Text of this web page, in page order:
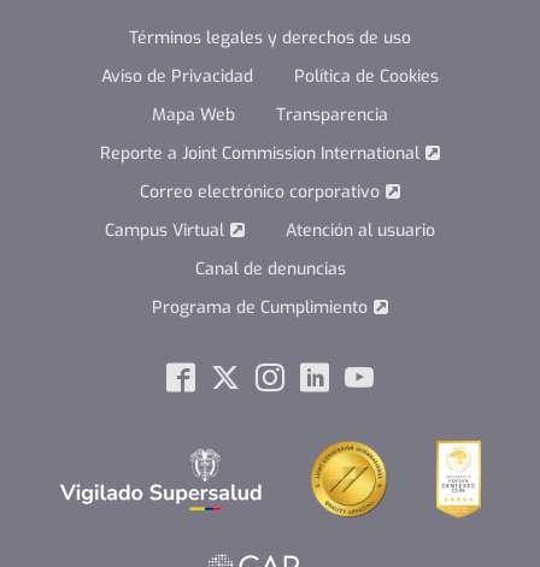
Términos legales y derechos de uso
Aviso de Privacidad
Política de Cookies
Mapa Web
Transparencia
Reporte a Joint Commission International
Correo electrónico corporativo
Campus Virtual
Atención al usuario
Canal de denuncias
Programa de Cumplimiento